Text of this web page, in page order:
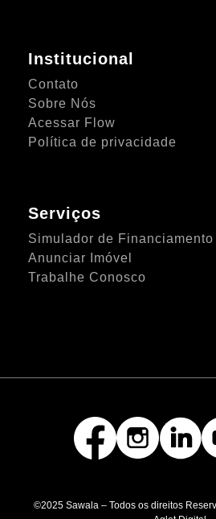
Institucional
Contato
Sobre Nós
Acessar Flow
Política de privacidade
Serviços
Simulador de Financiamento
Anunciar Imóvel
Trabalhe Conosco
©2025 Sawala – Todos os direitos